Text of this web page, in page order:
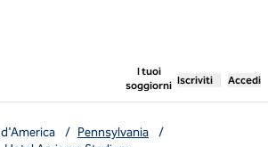
I tuoi
soggiorni
, apre una
Iscriviti Accedi
d'America / Pennsylvania
/